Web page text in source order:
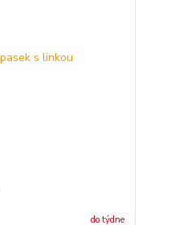
do týdne